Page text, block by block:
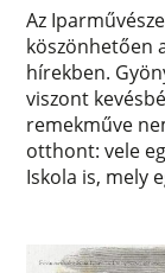
Az
köszönhetően
hírekben.
viszont
remekműve
otthont: vele
Iskola is, mely